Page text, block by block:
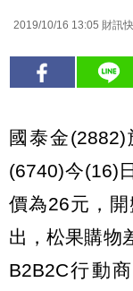
2019/10/16 13:05 財訊
國泰金
(6740)今(16)
價為26元，
出，松果購物
B2B2C行動